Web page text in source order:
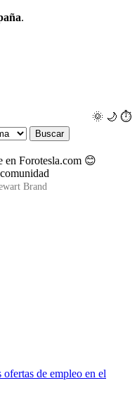
.
🌞 🌙 ⏱️
en Forotesla.com 😊
Brand
de empleo en el